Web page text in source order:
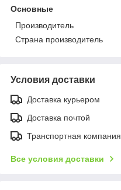
Основные
Производитель
Страна производитель
Условия доставки
Доставка курьером
Доставка почтой
Транспортная компания
Все условия доставки